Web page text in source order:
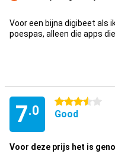
Con
Voor een bijna digibeet als
poespas, alleen die apps
7.0
3.5 stars
Good
Voor deze prijs het is